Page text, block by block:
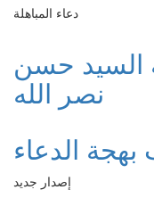
دعاء المباهلة
السيد حسن
نصر الله
بهجة الدعاء
إصدار جديد